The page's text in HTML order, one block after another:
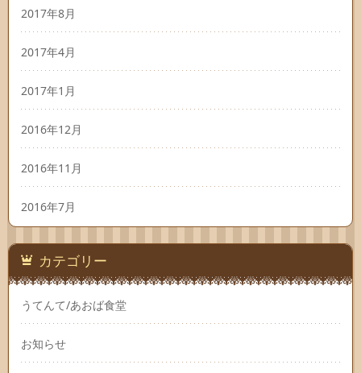
2017年8月
2017年4月
2017年1月
2016年12月
2016年11月
2016年7月
カテゴリー
うてんて/あおば食堂
お知らせ